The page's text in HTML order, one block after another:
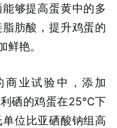
能够提高蛋黄中的多
肪酸，提升鸡蛋的
艳。
商业试验中，添加
硒的鸡蛋在25°C下
位比亚硒酸钠组高